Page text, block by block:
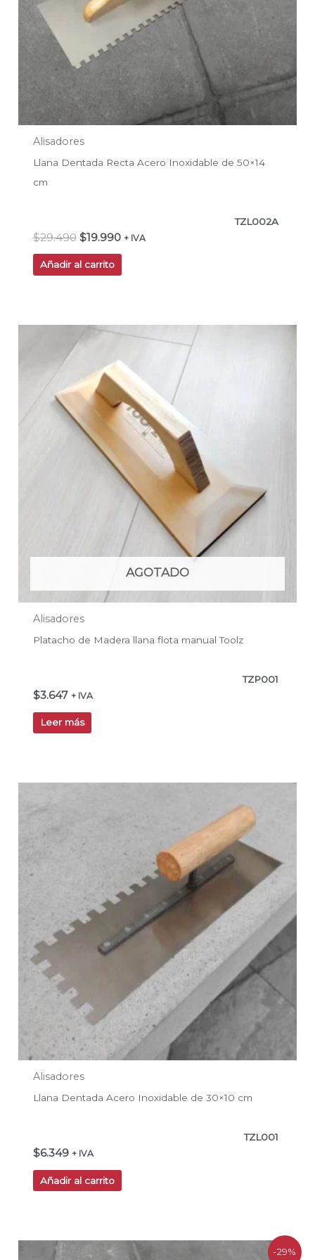
Alisadores
Llana Dentada Recta Acero Inoxidable de 50×14
cm
TZL002A
$29.490 $19.990 + IVA
Añadir al carrito
AGOTADO
Alisadores
Platacho de Madera llana flota manual Toolz
TZP001
$3.647 + IVA
Leer más
Alisadores
Llana Dentada Acero Inoxidable de 30×10 cm
TZL001
$6.349 + IVA
Añadir al carrito
-29%
El